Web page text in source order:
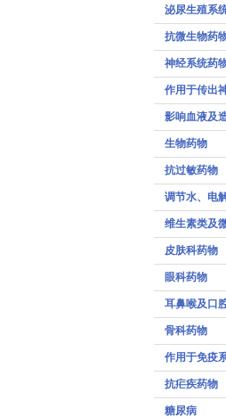
泌尿生殖系
抗微生物药
神经系统药
作用于传出
影响血液及
生物药物
抗过敏药物
调节水、电
维生素类及
皮肤科药物
眼科药物
耳鼻喉及口
骨科药物
作用于免疫
抗疟疾药物
糖尿病